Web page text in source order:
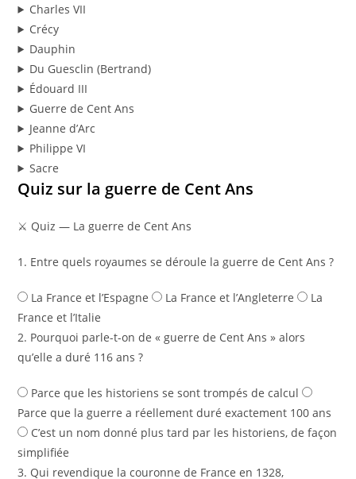
Charles VII
Crécy
Dauphin
Du Guesclin (Bertrand)
Édouard III
Guerre de Cent Ans
Jeanne d’Arc
Philippe VI
Sacre
Quiz sur la guerre de Cent Ans
⚔️ Quiz — La guerre de Cent Ans
1. Entre quels royaumes se déroule la guerre de Cent Ans ?
La France et l’Espagne La France et l’Angleterre
La
France et l’Italie
2. Pourquoi parle-t-on de « guerre de Cent Ans » alors
qu’elle a duré 116 ans ?
Parce que les historiens se sont trompés de calcul
Parce que la guerre a réellement duré exactement 100 ans
C’est un nom donné plus tard par les historiens, de façon
simplifiée
3. Qui revendique la couronne de France en 1328,